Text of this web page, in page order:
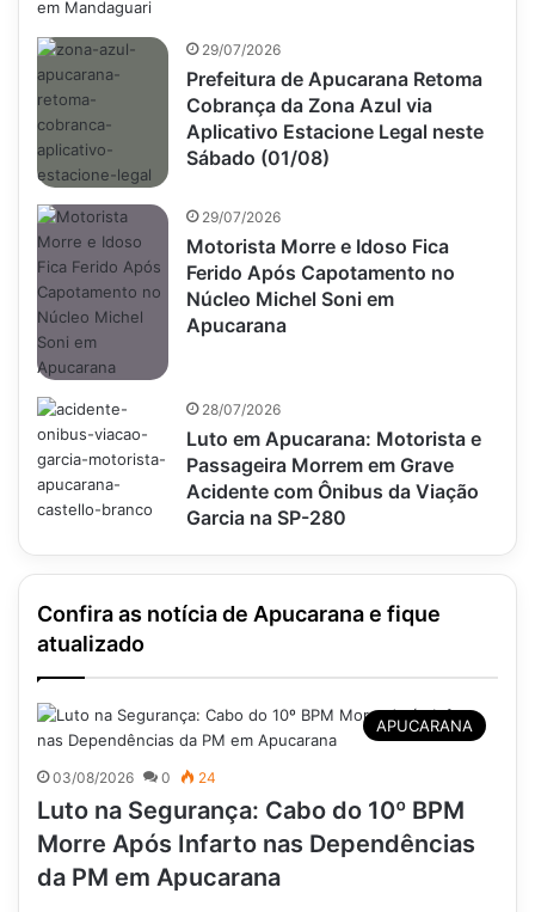
29/07/2026
Prefeitura de Apucarana Retoma
Cobrança da Zona Azul via
Aplicativo Estacione Legal neste
Sábado (01/08)
29/07/2026
Motorista Morre e Idoso Fica
Ferido Após Capotamento no
Núcleo Michel Soni em
Apucarana
28/07/2026
Luto em Apucarana: Motorista e
Passageira Morrem em Grave
Acidente com Ônibus da Viação
Garcia na SP-280
Confira as notícia de Apucarana e fique
atualizado
APUCARANA
03/08/2026 0 24
Luto na Segurança: Cabo do 10º BPM
Morre Após Infarto nas Dependências
da PM em Apucarana